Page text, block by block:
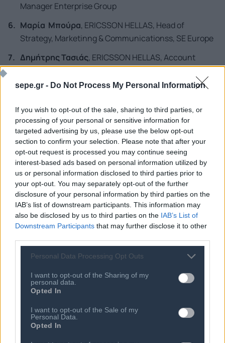
sepe.gr - Do Not Process My Personal Information
If you wish to opt-out of the sale, sharing to third parties, or
processing of your personal or sensitive information for
targeted advertising by us, please use the below opt-out
section to confirm your selection. Please note that after your
opt-out request is processed you may continue seeing
interest-based ads based on personal information utilized by
us or personal information disclosed to third parties prior to
your opt-out. You may separately opt-out of the further
disclosure of your personal information by third parties on the
IAB’s list of downstream participants. This information may
also be disclosed by us to third parties on the IAB’s List of
Downstream Participants that may further disclose it to other
Personal Data Processing Opt Outs
I want to opt-out of the Sharing of my
personal data.
Opted In
I want to opt-out of the Sale of my
Personal Data.
Opted In
Manager Enterprise Group
Μαρία Μπούρα, ERICSSON HELLAS, Head of
Strategy, Marketinng & Communicationss, SE Europe
ΔημήτρηςΤασιάς, ERICSSON HELLAS, Account
Manager
ΓιάννηςΤσόγκρης, SINGULARLOGIC, Head of Health
Ποιος είναι ο ΣΕΠΕ
Καταστατικό
Κώδικας Δεοντολογίας
Κανονισμός Διαιτησίας
Ιστορικό
Διοικητικό Συμβούλιο/
Διοικητικό Προσωπικό &
Συνεργάτες
Επιχειρήσεις - Μέλη
Προνόμια Μελών